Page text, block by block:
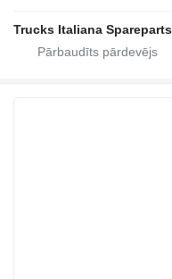
Trucks Italiana Spareparts